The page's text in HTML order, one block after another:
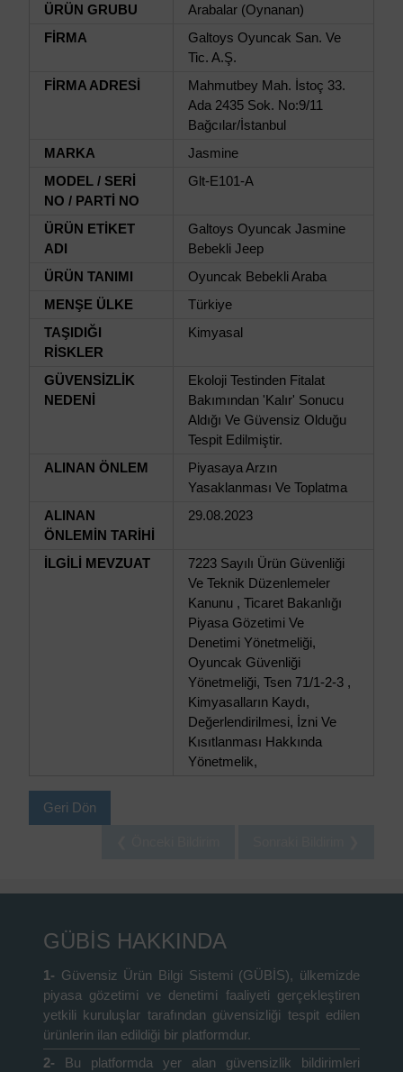
ÜRÜN GRUBU
Arabalar (Oynanan)
FİRMA
Galtoys Oyuncak San. Ve
Tic. A.Ş.
FİRMA ADRESİ
Mahmutbey Mah. İstoç 33.
Ada 2435 Sok. No:9/11
Bağcılar/İstanbul
MARKA
Jasmine
MODEL / SERİ
NO / PARTİ NO
Glt-E101-A
ÜRÜN ETİKET
ADI
Galtoys Oyuncak Jasmine
Bebekli Jeep
ÜRÜN TANIMI
Oyuncak Bebekli Araba
MENŞE ÜLKE
Türkiye
TAŞIDIĞI
RİSKLER
Kimyasal
GÜVENSİZLİK
NEDENİ
Ekoloji Testinden Fitalat
Bakımından 'Kalır' Sonucu
Aldığı Ve Güvensiz Olduğu
Tespit Edilmiştir.
ALINAN ÖNLEM
Piyasaya Arzın
Yasaklanması Ve Toplatma
ALINAN
ÖNLEMİN TARİHİ
29.08.2023
İLGİLİ MEVZUAT
7223 Sayılı Ürün Güvenliği
Ve Teknik Düzenlemeler
Kanunu , Ticaret Bakanlığı
Piyasa Gözetimi Ve
Denetimi Yönetmeliği,
Oyuncak Güvenliği
Yönetmeliği, Tsen 71/1-2-3 ,
Kimyasalların Kaydı,
Değerlendirilmesi, İzni Ve
Kısıtlanması Hakkında
Yönetmelik,
Geri Dön
GÜBİS HAKKINDA
1- Güvensiz Ürün Bilgi Sistemi (GÜBİS), ülkemizde
piyasa gözetimi ve denetimi faaliyeti gerçekleştiren
yetkili kuruluşlar tarafından güvensizliği tespit edilen
ürünlerin ilan edildiği bir platformdur.
2-
Bu platformda yer alan güvensizlik bildirimleri